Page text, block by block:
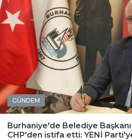
GÜNDEM
Burhaniye'de Belediye
CHP'den istifa etti: YENİ